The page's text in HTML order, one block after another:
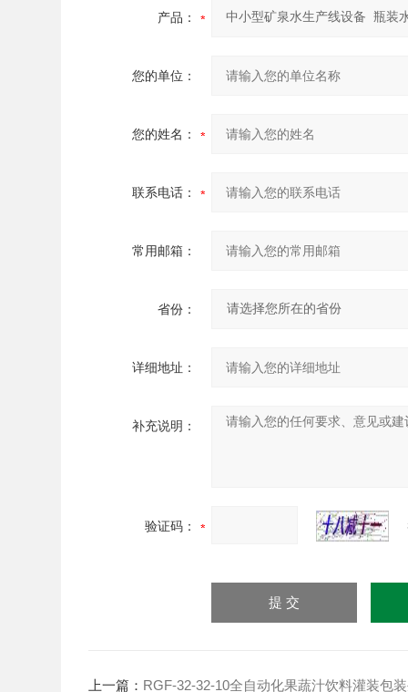
产品：
您的单位：
您的姓名：
联系电话：
常用邮箱：
省份：
详细地址：
补充说明：
验证码：
上一篇： RGF-32-32-10全自动化果蔬汁饮料灌装包